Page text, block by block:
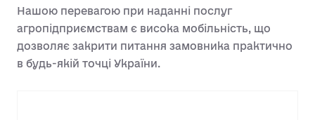
Нашою перевагою при наданні послуг
агропідприємствам є висока мобільність, що
дозволяє закрити питання замовника практично
в будь-якій точці України.